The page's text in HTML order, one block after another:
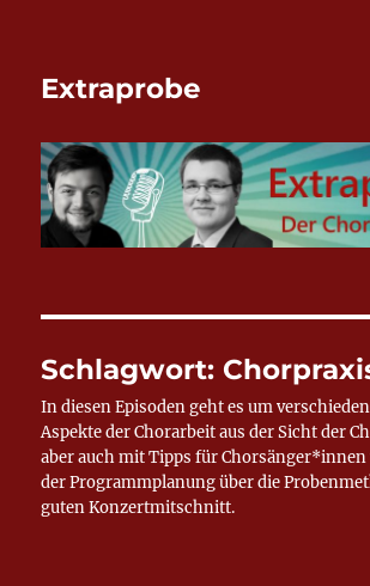
Extraprobe
Schlagwort:
In diesen Episoden geht es um
Aspekte der Chorarbeit aus der Sicht der
aber auch mit Tipps für Chorsänger*innen
der Programmplanung über die
guten Konzertmitschnitt.